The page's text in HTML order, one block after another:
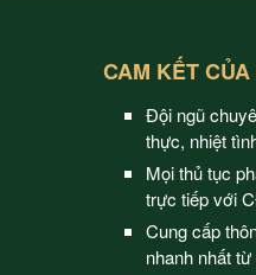
CAM KẾT
Đội ngũ
thực, nhiệt
Mọi thủ tục
trực tiếp với
Cung cấp
nhanh nhất